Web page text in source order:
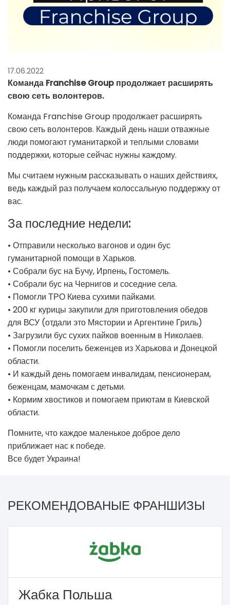
17.06.2022
Команда Franchise Group продолжает расширять
свою сеть волонтеров.
Команда Franchise Group продолжает расширять
свою сеть волонтеров. Каждый день наши отважные
люди помогают гуманитаркой и теплыми словами
поддержки, которые сейчас нужны каждому.
Мы считаем нужным рассказывать о наших действиях,
ведь каждый раз получаем колоссальную поддержку от
вас.
За последние недели:
• Отправили несколько вагонов и один бус
гуманитарной помощи в Харьков.
• Собрали бус на Бучу, Ирпень, Гостомель.
• Собрали бус на Чернигов и соседние села.
• Помогли ТРО Киева сухими пайками.
• 200 кг курицы закупили для приготовления обедов
для ВСУ (отдали это Мястории и Аргентине Гриль)
• Загрузили бус сухих пайков военным в Николаев.
• Помогли поселить беженцев из Харькова и Донецкой
области.
• И каждый день помогаем инвалидам, пенсионерам,
беженцам, мамочкам с детьми.
• Кормим хвостиков и помогаем приютам в Киевской
области.
Помните, что каждое маленькое доброе дело
приближает нас к победе.
Все будет Украина!
РЕКОМЕНДОВАНЫЕ ФРАНШИЗЫ
Жабка Польша